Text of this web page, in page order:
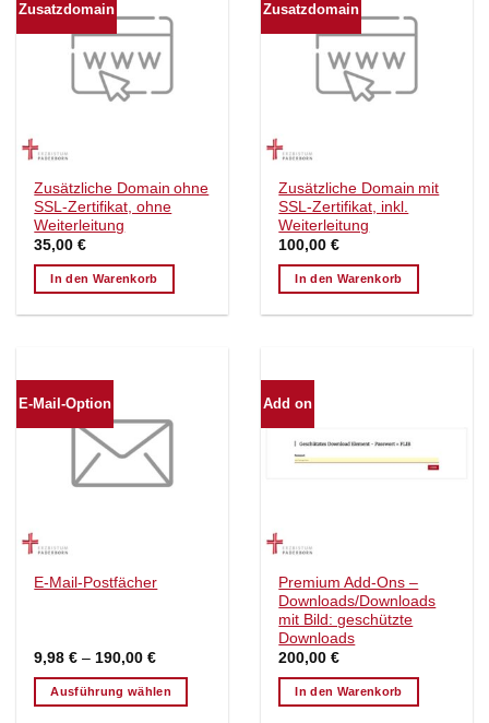
Zusatzdomain
Zusätzliche Domain ohne
SSL-Zertifikat, ohne
Weiterleitung
35,00€
In den Warenkorb
Zusatzdomain
Zusätzliche Domain mit
SSL-Zertifikat, inkl.
Weiterleitung
100,00€
In den Warenkorb
E-Mail-Option
E-Mail-Postfächer
9,98€ – 190,00€
Ausführung wählen
Add on
Premium Add-Ons –
Downloads/Downloads
mit Bild: geschützte
Downloads
200,00€
In den Warenkorb